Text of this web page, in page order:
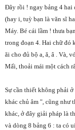
Đây rồi ! ngay bảng 4 hai
(hay i, tuỳ bạn là văn sĩ
Máy. Bé cái lầm ! thưa
trong đoạn 4. Hai chữ đó
ăi cho đủ bộ a, ă, â . Và,
Mấi, thoải mái một cách
Sự cần thiết không phải
khác chủ âm ", cũng như
khác, ở đây giải pháp là
và dòng 8 bảng 6 : ta có